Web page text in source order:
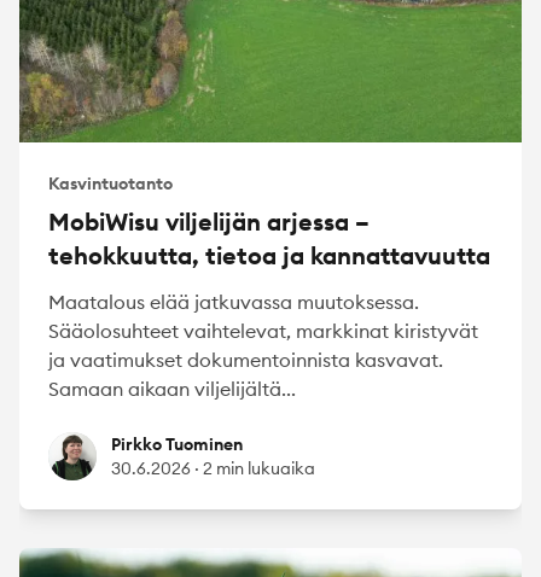
Kasvintuotanto
MobiWisu viljelijän arjessa –
tehokkuutta, tietoa ja kannattavuutta
Maatalous elää jatkuvassa muutoksessa.
Sääolosuhteet vaihtelevat, markkinat kiristyvät
ja vaatimukset dokumentoinnista kasvavat.
Samaan aikaan viljelijältä...
Pirkko Tuominen
Pirkko Tuominen
30.6.2026 · 2 min lukuaika